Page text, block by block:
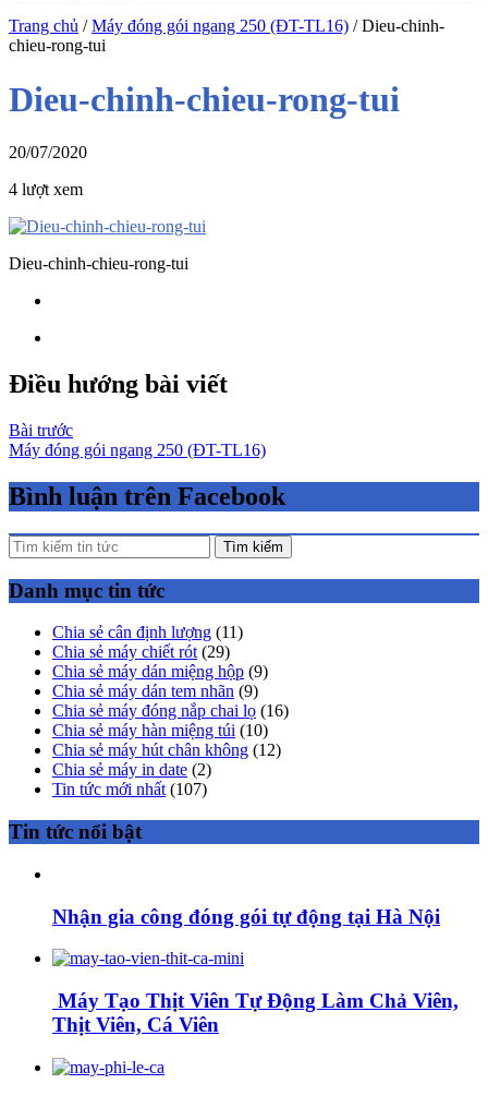
Trang chủ /Máy đóng gói ngang 250 (ĐT-TL16) /Dieu-chinh-
chieu-rong-tui
Dieu-chinh-chieu-rong-tui
20/07/2020
4 lượt xem
Dieu-chinh-chieu-rong-tui
Điều hướng bài viết
Bài trước
Máy đóng gói ngang 250 (ĐT-TL16)
Bình luận trên Facebook
Tìm kiếm
Danh mục tin tức
Chia sẻ cân định lượng (11)
Chia sẻ máy chiết rót (29)
Chia sẻ máy dán miệng hộp (9)
Chia sẻ máy dán tem nhãn (9)
Chia sẻ máy đóng nắp chai lọ (16)
Chia sẻ máy hàn miệng túi (10)
Chia sẻ máy hút chân không (12)
Chia sẻ máy in date (2)
Tin tức mới nhất (107)
Tin tức nổi bật
Nhận gia công đóng gói tự động tại Hà Nội
Máy Tạo Thịt Viên Tự Động Làm Chả Viên,
Thịt Viên, Cá Viên